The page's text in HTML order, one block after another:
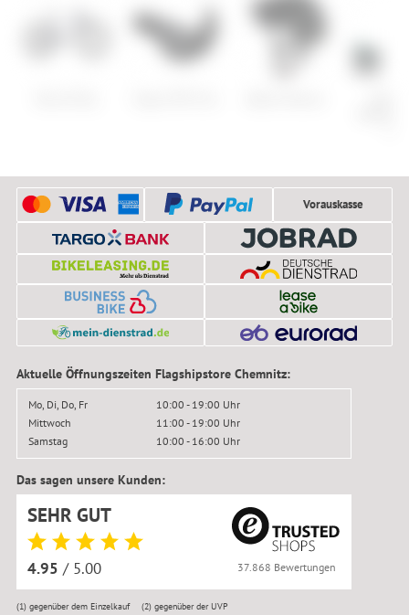
Vorauskasse
Aktuelle Öffnungszeiten Flagshipstore Chemnitz:
Mo, Di, Do, Fr
10:00 - 19:00 Uhr
Mittwoch
11:00 - 19:00 Uhr
Samstag
10:00 - 16:00 Uhr
Das sagen unsere Kunden:
SEHR GUT
4.95 / 5.00 37.868 Bewertungen
(1)gegenüber dem Einzelkauf (2) gegenüber der UVP